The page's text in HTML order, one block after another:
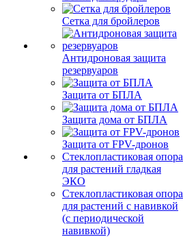
Сетка для бройлеров
Антидроновая защита
резервуаров
Защита от БПЛА
Защита дома от БПЛА
Защита от FPV-дронов
Стеклопластиковая опора
для растений гладкая
ЭКО
Стеклопластиковая опора
для растений с навивкой
(с периодической
навивкой)